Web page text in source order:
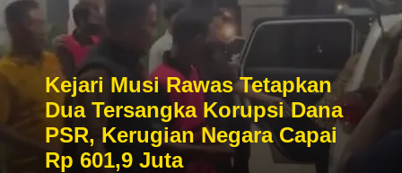
Kejari Musi Rawas Tetapkan
Dua Tersangka Korupsi Dana
PSR, Kerugian Negara Capai
Rp 601,9 Juta